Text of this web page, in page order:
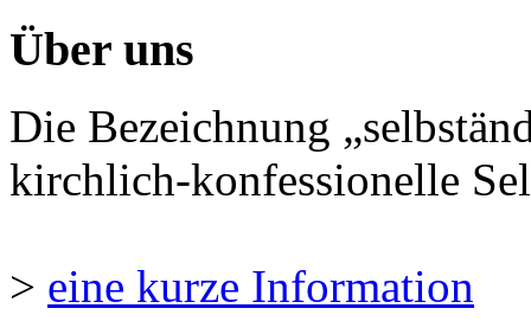
Über uns
Die Bezeichnung
kirchlich-konfessionelle
> eine kurze Information